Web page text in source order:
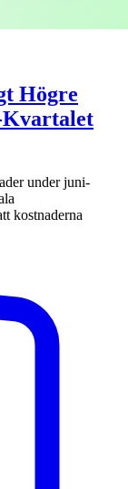
Högre
Kvartalet
under juni-
kostnaderna